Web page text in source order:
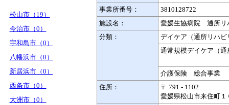
松山市（19）
今治市（0）
宇和島市（0）
八幡浜市（0）
新居浜市（0）
西条市（0）
大洲市（0）
事業所番号：
3810128722
施設名：
愛媛生協病院 通所リ
分類：
デイケア（通所リハ
通常規模デイケア（
介護保険 総合事業
住所：
〒 791 - 1102
愛媛県松山市来住町１